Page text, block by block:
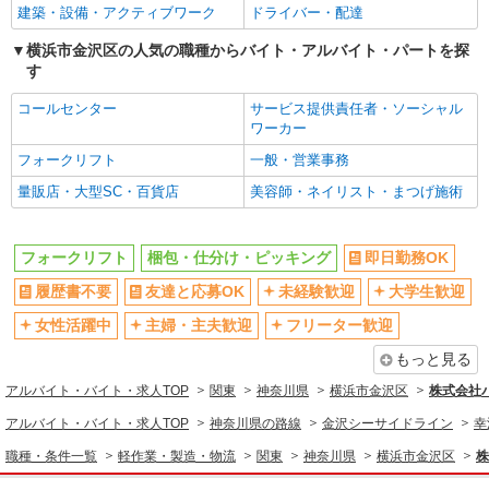
学歴不問
ブランクOK
ミドル（40代～）活躍中
日払い
週払い
短期（1週間以内）
短期（1ヶ月以内）
週1日勤務OK
週2～3日勤務OK
短時間勤務（1日4h以内）OK
時間や曜日が選べる・シフト自由
平日のみ勤務OK
昼
夕方
夜
深夜
服装自由
髪型・髪色自由
副業・WワークOK
社会保険あり
同じ職種から求人を探す
軽作業・製造・物流
建築・設備・アクティブワーク
ドライバー・配達
横浜市金沢区の人気の職種からバイト・アルバイト・パートを探
す
コールセンター
サービス提供責任者・ソーシャル
ワーカー
フォークリフト
一般・営業事務
量販店・大型SC・百貨店
美容師・ネイリスト・まつげ施術
フォークリフト 梱包・仕分け・ピッキング
即日勤務OK
履歴書不要
友達と応募OK 未経験歓迎
大学生歓迎
女性活躍中
主婦・主夫歓迎
フリーター歓迎
もっと見る
アルバイト・バイト・求人TOP 関東 神奈川県 横浜市金沢区 株式会社
アルバイト・バイト・求人TOP 神奈川県の路線 金沢シーサイドライン
職種・条件一覧 軽作業・製造・物流 関東 神奈川県 横浜市金沢区